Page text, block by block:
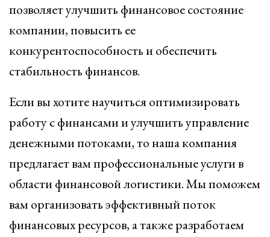
позволяет улучшить финансовое состояние
компании, повысить ее
конкурентоспособность и обеспечить
стабильность финансов.
Если вы хотите научиться оптимизировать
работу с финансами и улучшить управление
денежными потоками, то наша компания
предлагает вам профессиональные услуги в
области финансовой логистики. Мы поможем
вам организовать эффективный поток
финансовых ресурсов, а также разработаем